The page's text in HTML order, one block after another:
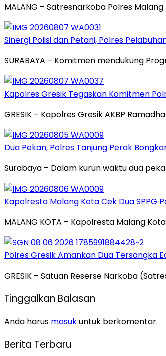
MALANG – Satresnarkoba Polres
Sinergi Polisi dan Petani, Polres
SURABAYA – Komitmen mendukung
Kapolres Gresik Tegaskan Komitmen
GRESIK – Kapolres Gresik AKBP
Dua Pekan, Polres Tanjung Perak
Surabaya – Dalam kurun waktu dua
Kapolresta Malang Kota Cek Dua SPPG
MALANG KOTA – Kapolresta Malang
Polres Gresik Amankan Dua Tersangka
​GRESIK – Satuan Reserse Narkoba
Tinggalkan Balasan
Anda harus masukuntuk berkomentar.
Berita Terbaru